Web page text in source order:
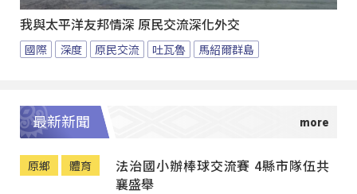
我與太平洋友邦情深 原民交流深化外交
國際 深度 原民交流 吐瓦魯 馬紹爾群島
最新新聞
原鄉 體育
法治國小辦棒球交流賽 4縣市隊伍共
襄盛舉